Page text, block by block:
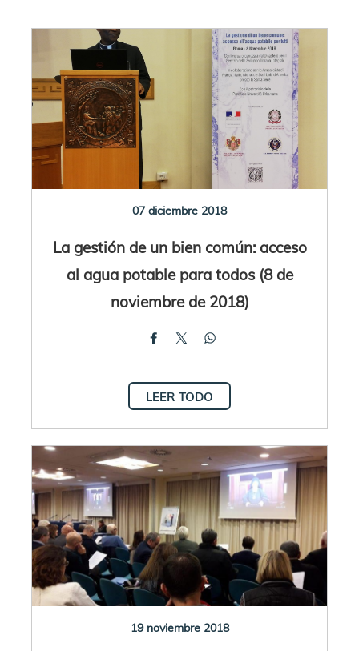
07 diciembre 2018
La gestión de un bien común: acceso
al agua potable para todos (8 de
noviembre de 2018)
LEER TODO
19 noviembre 2018